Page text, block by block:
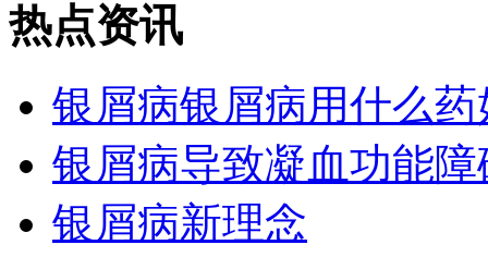
热点资讯
银屑病银屑病用什么药
银屑病导致凝血功能障
银屑病新理念